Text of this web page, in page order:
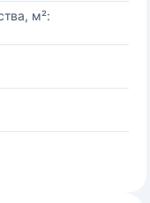
м²: